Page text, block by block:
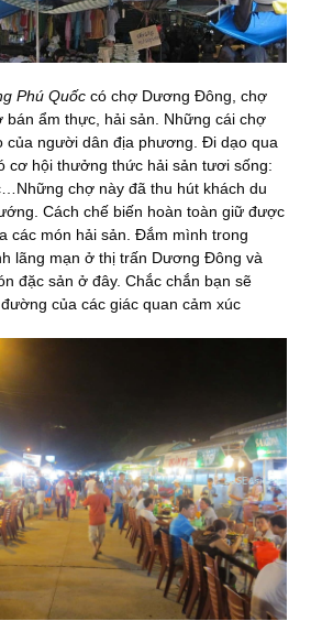
Phú Quốc có chợ Dương Đông, chợ
bán ẩm thực, hải sản. Những cái chợ
của người dân địa phương. Đi dạo qua
cơ hội thưởng thức hải sản tươi sống:
chợ này đã thu hút khách du
Cách chế biến hoàn toàn giữ được
các món hải sản. Đắm mình trong
lãng mạn ở thị trấn Dương Đông và
đặc sản ở đây. Chắc chắn bạn sẽ
của các giác quan cảm xúc